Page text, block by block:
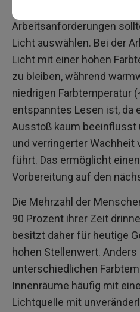
Arbeitsanforderungen
Licht auswählen. Bei der
Licht mit einer hohen
zu bleiben, während
niedrigen Farbtemperatur
entspanntes Lesen ist, da
Ausstoß kaum beeinflusst
und verringerter Wachheit
führt. Das ermöglicht
Vorbereitung auf den
Die Mehrzahl der
90 Prozent ihrer Zeit
besitzt daher für heutige
hohen Stellenwert.
unterschiedlichen
Innenräume häufig mit
Lichtquelle mit